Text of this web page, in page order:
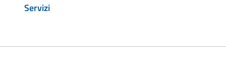
Servizi